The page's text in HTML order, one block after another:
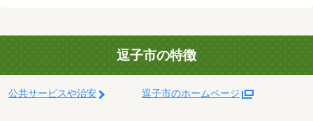
逗子市の特徴
公共サービスや治安 逗子市のホームページ